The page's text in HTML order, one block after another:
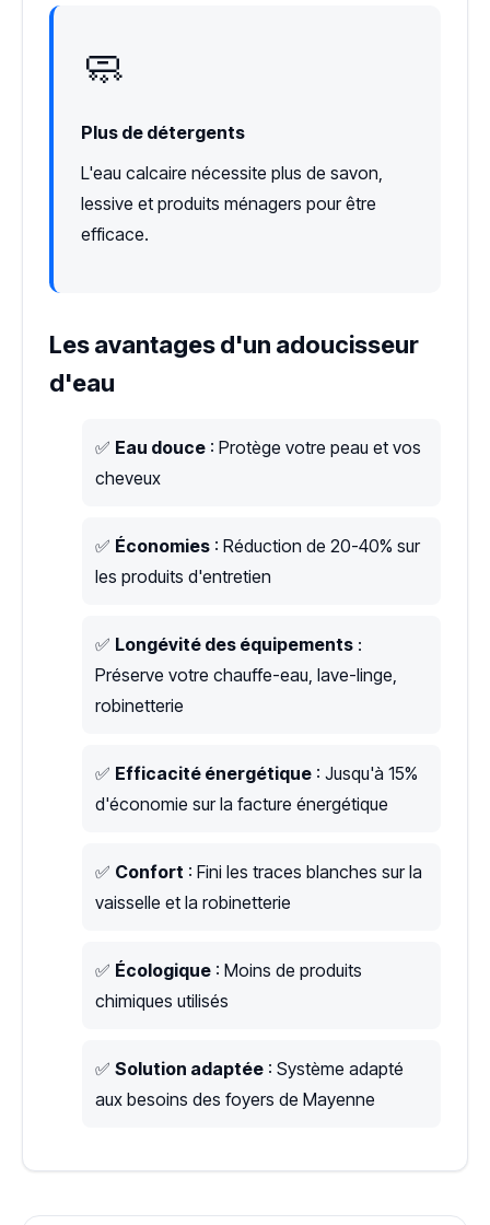
🧼
Plus de détergents
L'eau calcaire nécessite plus de savon,
lessive et produits ménagers pour être
efficace.
Les avantages d'un adoucisseur
d'eau
✅ Eau douce : Protège votre peau et vos
cheveux
✅ Économies : Réduction de 20-40% sur
les produits d'entretien
✅ Longévité des équipements :
Préserve votre chauffe-eau, lave-linge,
robinetterie
✅ Efficacité énergétique : Jusqu'à 15%
d'économie sur la facture énergétique
✅ Confort : Fini les traces blanches sur la
vaisselle et la robinetterie
✅ Écologique : Moins de produits
chimiques utilisés
✅ Solution adaptée : Système adapté
aux besoins des foyers de Mayenne